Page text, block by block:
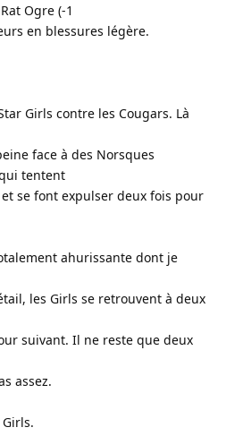
Ogre (-1
en blessures légère.
Girls contre les Cougars. Là
face à des Norsques
tentent
se font expulser deux fois pour
ahurissante dont je
les Girls se retrouvent à deux
suivant. Il ne reste que deux
assez.
Girls.